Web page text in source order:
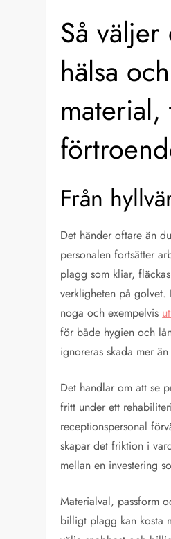
Så
hälsa
Från
Det händer oftare än
personalen fortsätter
plagg som kliar,
verkligheten på
noga och exempelvis
för både hygien och
ignoreras skada mer
Det handlar om att se
fritt under ett
receptionspersonal
skapar det friktion i
mellan en investering
Materialval, passform
billigt plagg kan kosta